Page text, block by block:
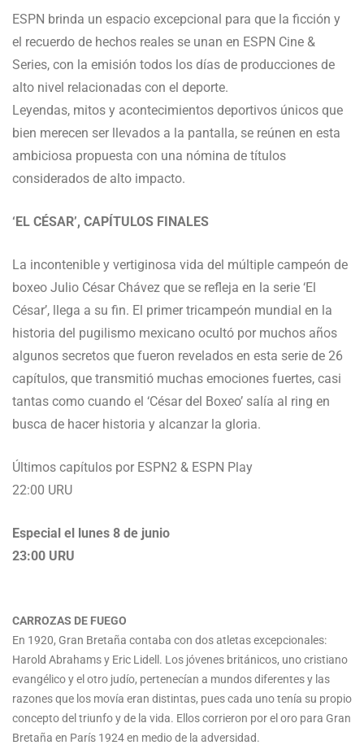
ESPN brinda un espacio excepcional para que la ficción y
el recuerdo de hechos reales se unan en ESPN Cine &
Series, con la emisión todos los días de producciones de
alto nivel relacionadas con el deporte.
Leyendas, mitos y acontecimientos deportivos únicos que
bien merecen ser llevados a la pantalla, se reúnen en esta
ambiciosa propuesta con una nómina de títulos
considerados de alto impacto.
‘EL CÉSAR’, CAPÍTULOS FINALES
La incontenible y vertiginosa vida del múltiple campeón de
boxeo Julio César Chávez que se refleja en la serie ‘El
César’, llega a su fin. El primer tricampeón mundial en la
historia del pugilismo mexicano ocultó por muchos años
algunos secretos que fueron revelados en esta serie de 26
capítulos, que transmitió muchas emociones fuertes, casi
tantas como cuando el ‘César del Boxeo’ salía al ring en
busca de hacer historia y alcanzar la gloria.
Últimos capítulos por ESPN2 & ESPN Play
22:00 URU
Especial el lunes 8 de junio
23:00 URU
CARROZAS DE FUEGO
En 1920, Gran Bretaña contaba con dos atletas excepcionales:
Harold Abrahams y Eric Lidell. Los jóvenes británicos, uno cristiano
evangélico y el otro judío, pertenecían a mundos diferentes y las
razones que los movía eran distintas, pues cada uno tenía su propio
concepto del triunfo y de la vida. Ellos corrieron por el oro para Gran
Bretaña en París 1924 en medio de la adversidad.